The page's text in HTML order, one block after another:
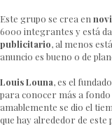
Este grupo se crea en
6000 integrantes y está
publicitario, al menos
anuncio es bueno o de
Louis Louna, es el
para conocer más a
amablemente se dio el
que hay alrededor de este